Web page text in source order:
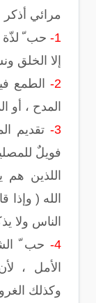
مرائي أذكر
1-
حب ّ لذّة
إلا الخلق
2-
الطمع
المدح ، أو
3-
تقديم
فويلٌ
اللذين
الله ( وإذا
الناس ولا
4-
حب
الأمل ،
وكذلك